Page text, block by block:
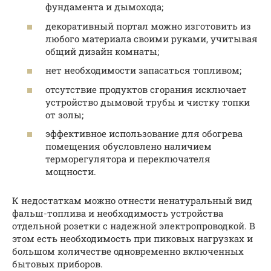
фундамента и дымохода;
декоративный портал можно изготовить из
любого материала своими руками, учитывая
общий дизайн комнаты;
нет необходимости запасаться топливом;
отсутствие продуктов сгорания исключает
устройство дымовой трубы и чистку топки
от золы;
эффективное использование для обогрева
помещения обусловлено наличием
терморегулятора и переключателя
мощности.
К недостаткам можно отнести ненатуральный вид
фальш-топлива и необходимость устройства
отдельной розетки с надежной электропроводкой. В
этом есть необходимость при пиковых нагрузках и
большом количестве одновременно включенных
бытовых приборов.